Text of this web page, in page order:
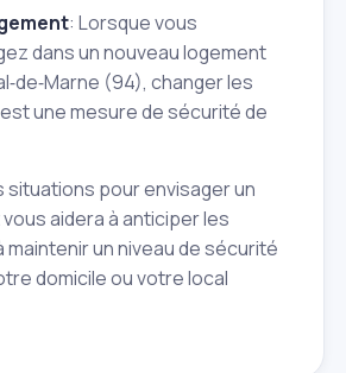
: Lorsque vous
dans un nouveau logement
(94), changer les
une mesure de sécurité de
situations pour envisager un
aidera à anticiper les
un niveau de sécurité
domicile ou votre local